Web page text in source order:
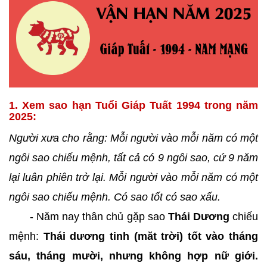
1. Xem sao hạn Tuổi Giáp Tuất 1994 trong năm
2025:
Người xưa cho rằng: Mỗi người vào mỗi năm có một
ngôi sao chiếu mệnh, tất cả có 9 ngôi sao, cứ 9 năm
lại luân phiên trở lại. Mỗi người vào mỗi năm có một
ngôi sao chiếu mệnh. Có sao tốt có sao xấu.
- Năm nay thân chủ gặp sao Thái Dương chiếu
mệnh: Thái dương tinh (măt trời) tốt vào tháng
sáu, tháng mười, nhưng không hợp nữ giới.